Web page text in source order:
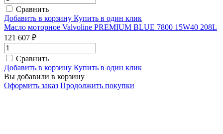
Сравнить
Добавить в корзину Купить в один клик
Масло моторное Valvoline PREMIUM BLUE 7800 15W40 208L
121 607 ₽
Сравнить
Добавить в корзину Купить в один клик
Вы добавили в корзину
Оформить заказ Продолжить покупки